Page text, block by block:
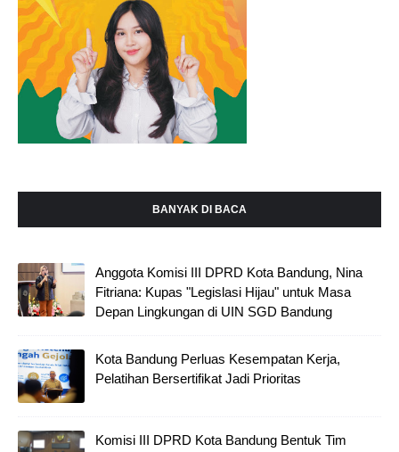
BANYAK DI BACA
Anggota Komisi III DPRD Kota Bandung, Nina
Fitriana: Kupas "Legislasi Hijau" untuk Masa
Depan Lingkungan di UIN SGD Bandung
Kota Bandung Perluas Kesempatan Kerja,
Pelatihan Bersertifikat Jadi Prioritas
Komisi III DPRD Kota Bandung Bentuk Tim